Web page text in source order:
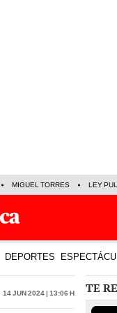
MIGUEL TORRES LEY
DEPORTES
14 Jun 2024 | 13:06 h TE